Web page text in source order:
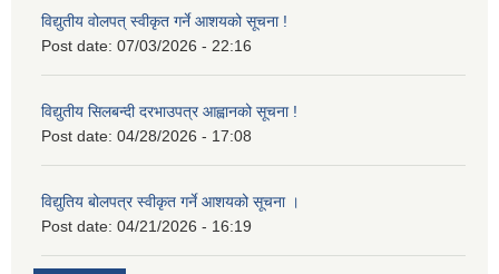
विद्युतीय वोलपत् स्वीकृत गर्ने आशयको सूचना !
Post date: 07/03/2026 - 22:16
विद्युतीय सिलबन्दी दरभाउपत्र आह्वानको सूचना !
Post date: 04/28/2026 - 17:08
विद्युतिय बोलपत्र स्वीकृत गर्ने आशयको सूचना ।
Post date: 04/21/2026 - 16:19